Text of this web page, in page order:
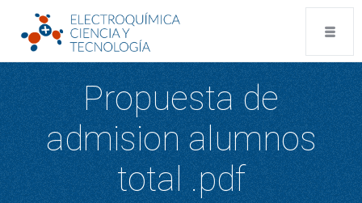
Propuesta de
admision alumnos
total .pdf